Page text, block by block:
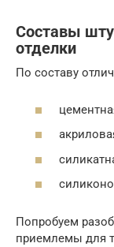
Составы
отделки
По составу
Попробуем
приемлемы для